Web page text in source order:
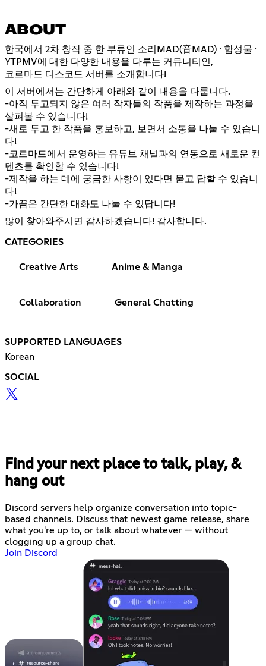
ABOUT
한국에서 2차 창작 중 한 부류인 소리MAD(音MAD) · 합성물 ·
YTPMV에 대한 다양한 내용을 다루는 커뮤니티인,
코르마드 디스코드 서버를 소개합니다!
이 서버에서는 간단하게 아래와 같이 내용을 다룹니다.
-아직 투고되지 않은 여러 작자들의 작품을 제작하는 과정을
살펴볼 수 있습니다!
-새로 투고 한 작품을 홍보하고, 보면서 소통을 나눌 수 있습니
다!
-코르마드에서 운영하는 유튜브 채널과의 연동으로 새로운 컨
텐츠를 확인할 수 있습니다!
-제작을 하는 데에 궁금한 사항이 있다면 묻고 답할 수 있습니
다!
-가끔은 간단한 대화도 나눌 수 있답니다!
많이 찾아와주시면 감사하겠습니다! 감사합니다.
CATEGORIES
Creative Arts Anime & Manga
Collaboration General Chatting
SUPPORTED LANGUAGES
Korean
SOCIAL
Find your next place to talk, play, &
hang out
Discord servers help organize conversation into topic-
based channels. Discuss that newest game release, share
what you're up to, or talk about whatever — without
clogging up a group chat.
Join Discord